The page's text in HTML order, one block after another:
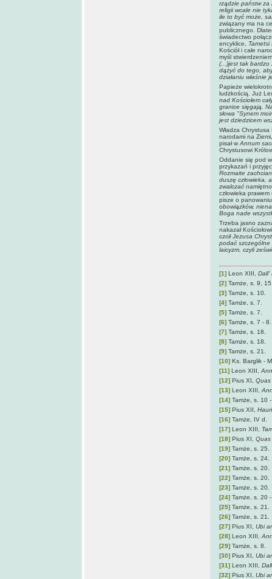
rządzie państw za
religii wcale nie
ile to być może,
związany ma na
publicznego.
świadectwo
encyklice, Tametsi
Kościół i całe
myśl
(...)jest tak bardzo
dążyć do tego,
działaniu właśnie
Papieże
ludzkością. Już
nad Kościołem
granice sięgają.
słowa "Synem
jest dziedzicem
Władza
narodami na
pisał w Annum
Chrystusowi
Oddanie się pod
przykazań i
Rozmaite
duszę człowieka,
zwalczać
człowieka
pisze o
obowiązków,
Boga nade
Trzeba jasno
nakazał
czcił Jezusa
podać szczególne
laicyzm, czyli
[1] Leon XIII, Dall'
[2] Tamże, s. 9,
[3] Tamże, s. 10.
[4] Tamże, s. 7.
[5] Tamże, s. 7.
[6] Tamże, s. 7 - 8.
[7] Tamże, s. 18.
[8] Tamże, s. 18.
[9] Tamże, s. 21.
[10] Ks. Barglik -
[11] Leon XIII,
[12] Pius XI,
[13] Leon XIII,
[14] Tamże, s. 10
[15] Pius XII,
[16] Tamże, IV d.
[17] Leon XIII,
[18] Pius XI,
[19] Tamże, s. 25.
[20] Tamże, s. 24.
[21] Tamże, s. 20.
[22] Tamże, s. 20.
[23] Tamże, s. 20.
[24] Tamże, s. 20
[25] Tamże, s. 21.
[26] Tamże, s. 21.
[27] Pius XI, Ubi
[28] Leon XIII,
[29] Tamże
s. 8.
[30] Pius XI, Ubi
[31] Leon XIII,
[32] Pius XI, Ubi